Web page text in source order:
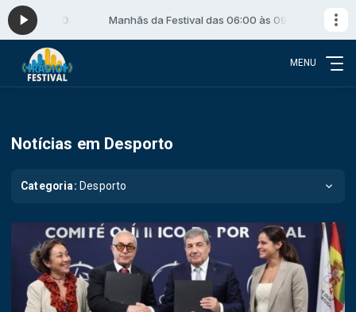
09:00 Manhãs da Festival das 06:00 às 09:00
MENU
Notícias em Desporto
Categoria: Desporto